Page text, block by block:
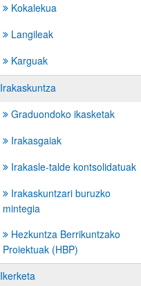
Kokalekua
Langileak
Karguak
Irakaskuntza
Graduondoko ikasketak
Irakasgaiak
Irakasle-talde kontsolidatuak
Irakaskuntzari buruzko
mintegia
Hezkuntza Berrikuntzako
Proiektuak (HBP)
Ikerketa